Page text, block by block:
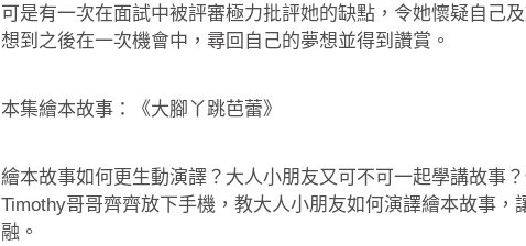
可是有一次在面試中被評審極力批評她的缺點，令她懷疑自己
想到之後在一次機會中，尋回自己的夢想並得到讚賞。
本集繪本故事：《大腳丫跳芭蕾》
繪本故事如何更生動演譯？大人小朋友又可不可一起學講故事
Timothy哥哥齊齊放下手機，教大人小朋友如何演譯繪本故事，
融。